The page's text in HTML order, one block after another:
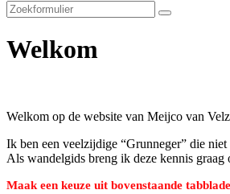
Zoeken
Welkom
Welkom op de website van Meijco van
Ik ben een veelzijdige “Grunneger” die
Als wandelgids breng ik deze kennis
Maak een keuze uit bovenstaande